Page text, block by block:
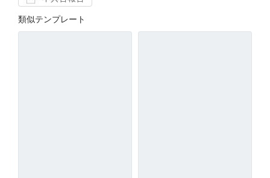
類似テンプレート